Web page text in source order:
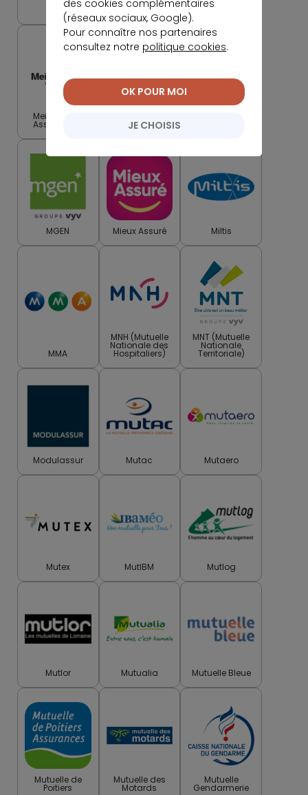
Mavit Maxance MBA Mutuelle
Meilleurtaux
Assurances Placement
MGEN Mieux Assuré Miltis
MMA
MNH (Mutuelle
Nationale des
Hospitaliers)
MNT (Mutuelle
Nationale
Territoriale)
Modulassur Mutac Mutaero
Mutex MutIBM Mutlog
Mutlor Mutualia Mutuelle Bleue
Mutuelle de
Poitiers
Mutuelle des
Motards
Mutuelle
Gendarmerie
des cookies complémentaires
(réseaux sociaux, Google).
Pour connaître nos partenaires
consultez notre politique cookies.
JE CHOISIS
OK POUR MOI